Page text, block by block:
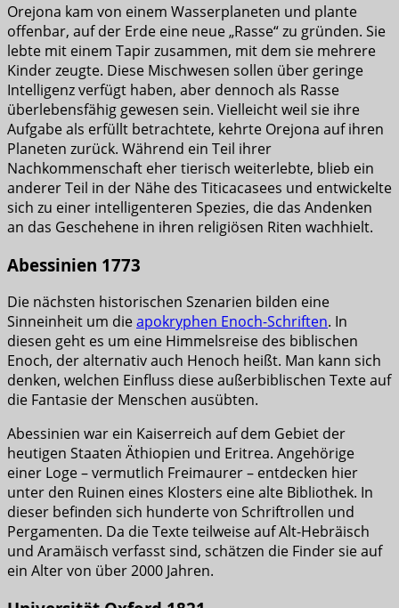
Orejona kam von einem Wasserplaneten und plante
offenbar, auf der Erde eine neue „Rasse“ zu gründen. Sie
lebte mit einem Tapir zusammen, mit dem sie mehrere
Kinder zeugte. Diese Mischwesen sollen über geringe
Intelligenz verfügt haben, aber dennoch als Rasse
überlebensfähig gewesen sein. Vielleicht weil sie ihre
Aufgabe als erfüllt betrachtete, kehrte Orejona auf ihren
Planeten zurück. Während ein Teil ihrer
Nachkommenschaft eher tierisch weiterlebte, blieb ein
anderer Teil in der Nähe des Titicacasees und entwickelte
sich zu einer intelligenteren Spezies, die das Andenken
an das Geschehene in ihren religiösen Riten wachhielt.
Abessinien 1773
Die nächsten historischen Szenarien bilden eine
Sinneinheit um dieapokryphen Enoch-Schriften. In
diesen geht es um eine Himmelsreise des biblischen
Enoch, der alternativ auch Henoch heißt. Man kann sich
denken, welchen Einfluss diese außerbiblischen Texte auf
die Fantasie der Menschen ausübten.
Abessinien war ein Kaiserreich auf dem Gebiet der
heutigen Staaten Äthiopien und Eritrea. Angehörige
einer Loge – vermutlich Freimaurer – entdecken hier
unter den Ruinen eines Klosters eine alte Bibliothek. In
dieser befinden sich hunderte von Schriftrollen und
Pergamenten. Da die Texte teilweise auf Alt-Hebräisch
und Aramäisch verfasst sind, schätzen die Finder sie auf
ein Alter von über 2000 Jahren.